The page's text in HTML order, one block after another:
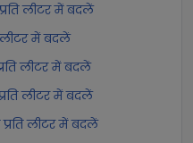
लीटर में बदलें
लीटर में बदलें
लीटर में बदलें
लीटर में बदलें
प्रति लीटर में बदलें